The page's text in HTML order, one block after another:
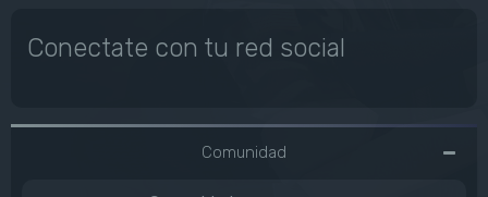
Conectate con tu red social
Comunidad